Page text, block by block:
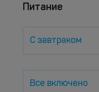
Питание
С завтраком
Все включено